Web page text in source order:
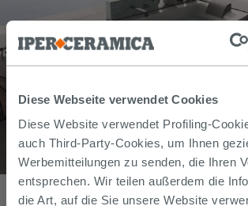
Diese Webseite verwendet Cookies
Diese Website verwendet Profiling-
auch Third-Party-Cookies, um Ihnen
Werbemitteilungen zu senden, die Ihren
entsprechen. Wir teilen außerdem die
die Art, auf die Sie unsere Website
Whirl-Badewanne Jacuzzi Essential 180x78